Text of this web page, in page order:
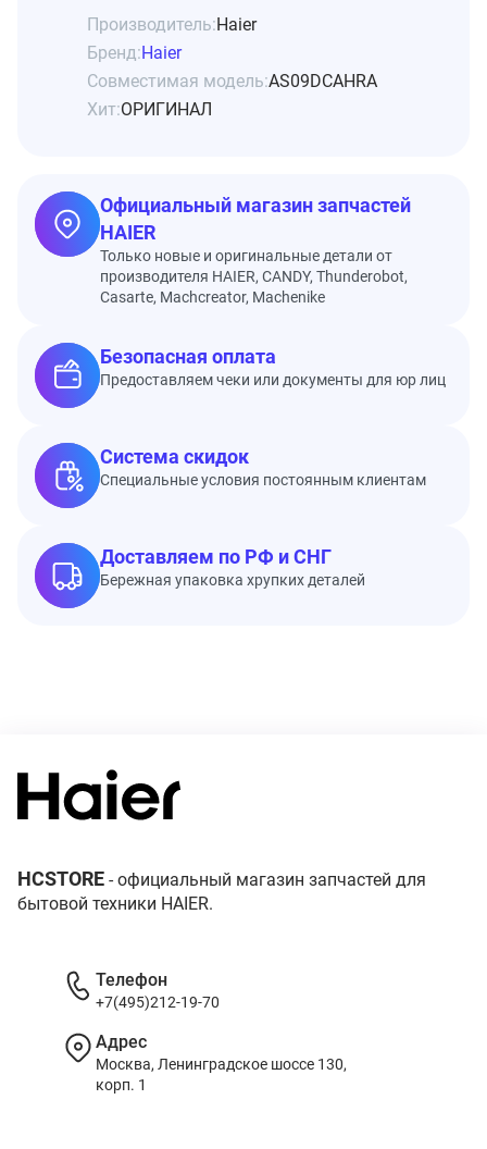
Производитель:Haier
Бренд:Haier
Совместимая модель:AS09DCAHRA
Хит:ОРИГИНАЛ
Официальный магазин запчастей
HAIER
Только новые и оригинальные детали от
производителя HAIER, CANDY, Thunderobot,
Casarte, Machcreator, Machenike
Безопасная оплата
Предоставляем чеки или документы для юр лиц
Система скидок
Специальные условия постоянным клиентам
Доставляем по РФ и СНГ
Бережная упаковка хрупких деталей
HCSTORE - официальный магазин запчастей для
бытовой техники HAIER.
Телефон
+7(495)212-19-70
Адрес
Москва, Ленинградское шоссе 130,
корп. 1